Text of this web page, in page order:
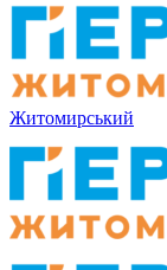
Житомирський